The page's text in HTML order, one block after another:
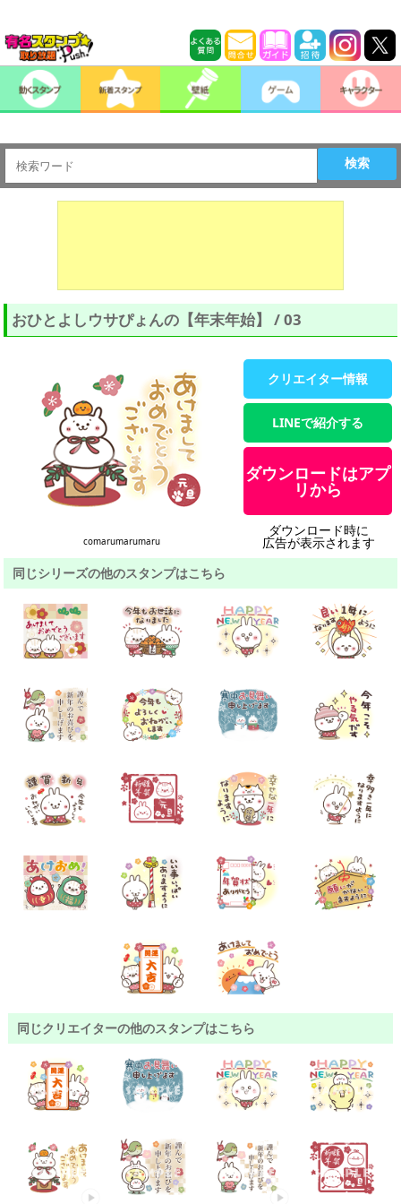
検索
おひとよしウサぴょんの【年末年始】 / 03
comarumarumaru
クリエイター情報
LINEで紹介する
ダウンロードはアプ
リから
ダウンロード時に
広告が表示されます
同じシリーズの他のスタンプはこちら
同じクリエイターの他のスタンプはこちら